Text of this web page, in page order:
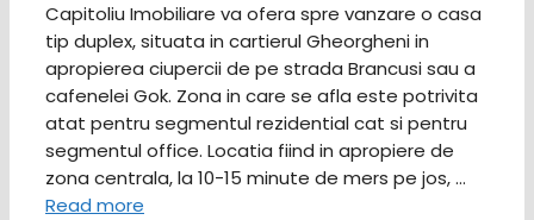
Capitoliu Imobiliare va ofera spre vanzare o casa
tip duplex, situata in cartierul Gheorgheni in
apropierea ciupercii de pe strada Brancusi sau a
cafenelei Gok. Zona in care se afla este potrivita
atat pentru segmentul rezidential cat si pentru
segmentul office. Locatia fiind in apropiere de
zona centrala, la 10-15 minute de mers pe jos, …
Read more